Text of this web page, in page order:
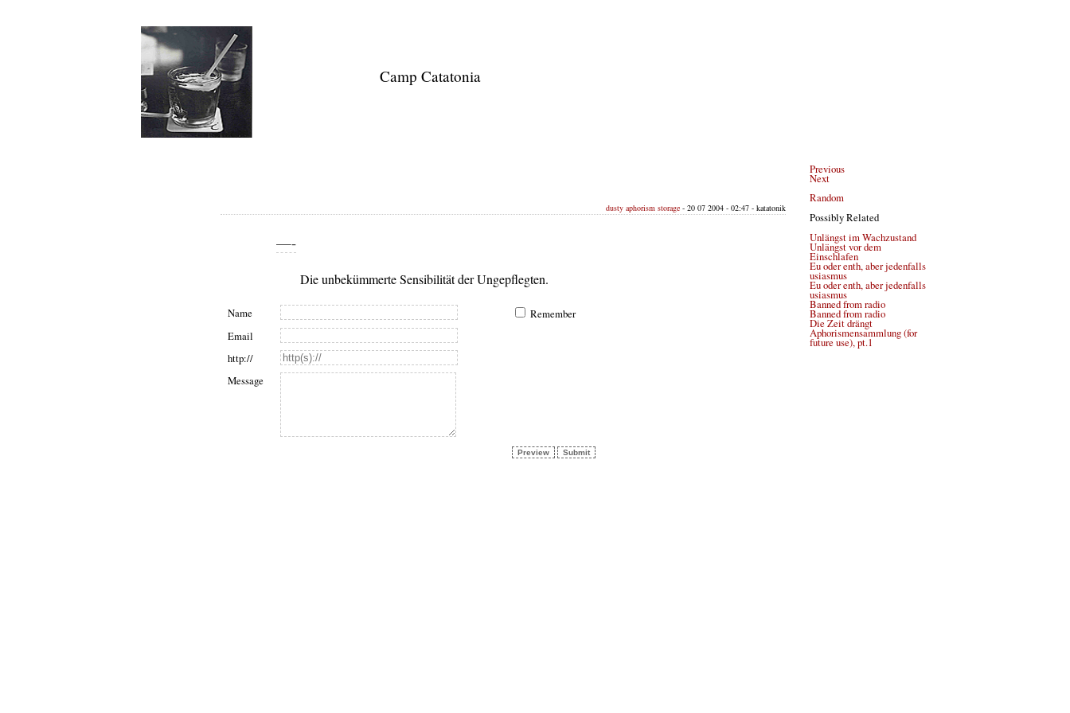
Camp Catatonia
Previous
Next
Random
Possibly Related
Unlängst im Wachzustand
Unlängst vor dem
Einschlafen
Eu oder enth, aber jedenfalls
usiasmus
Eu oder enth, aber jedenfalls
usiasmus
Banned from radio
Banned from radio
Die Zeit drängt
Aphorismensammlung (for
future use), pt.1
dusty aphorism storage - 20 07 2004 - 02:47 - katatonik
—-
Die unbekümmerte Sensibilität der Ungepflegten.
Name
Remember
Email
http://
Message